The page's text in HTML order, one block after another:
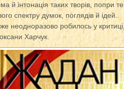
й інтонація таких творів, попри те,
спектру думок, поглядів й ідей.
неодноразово робилось у критиці,
Харчук.